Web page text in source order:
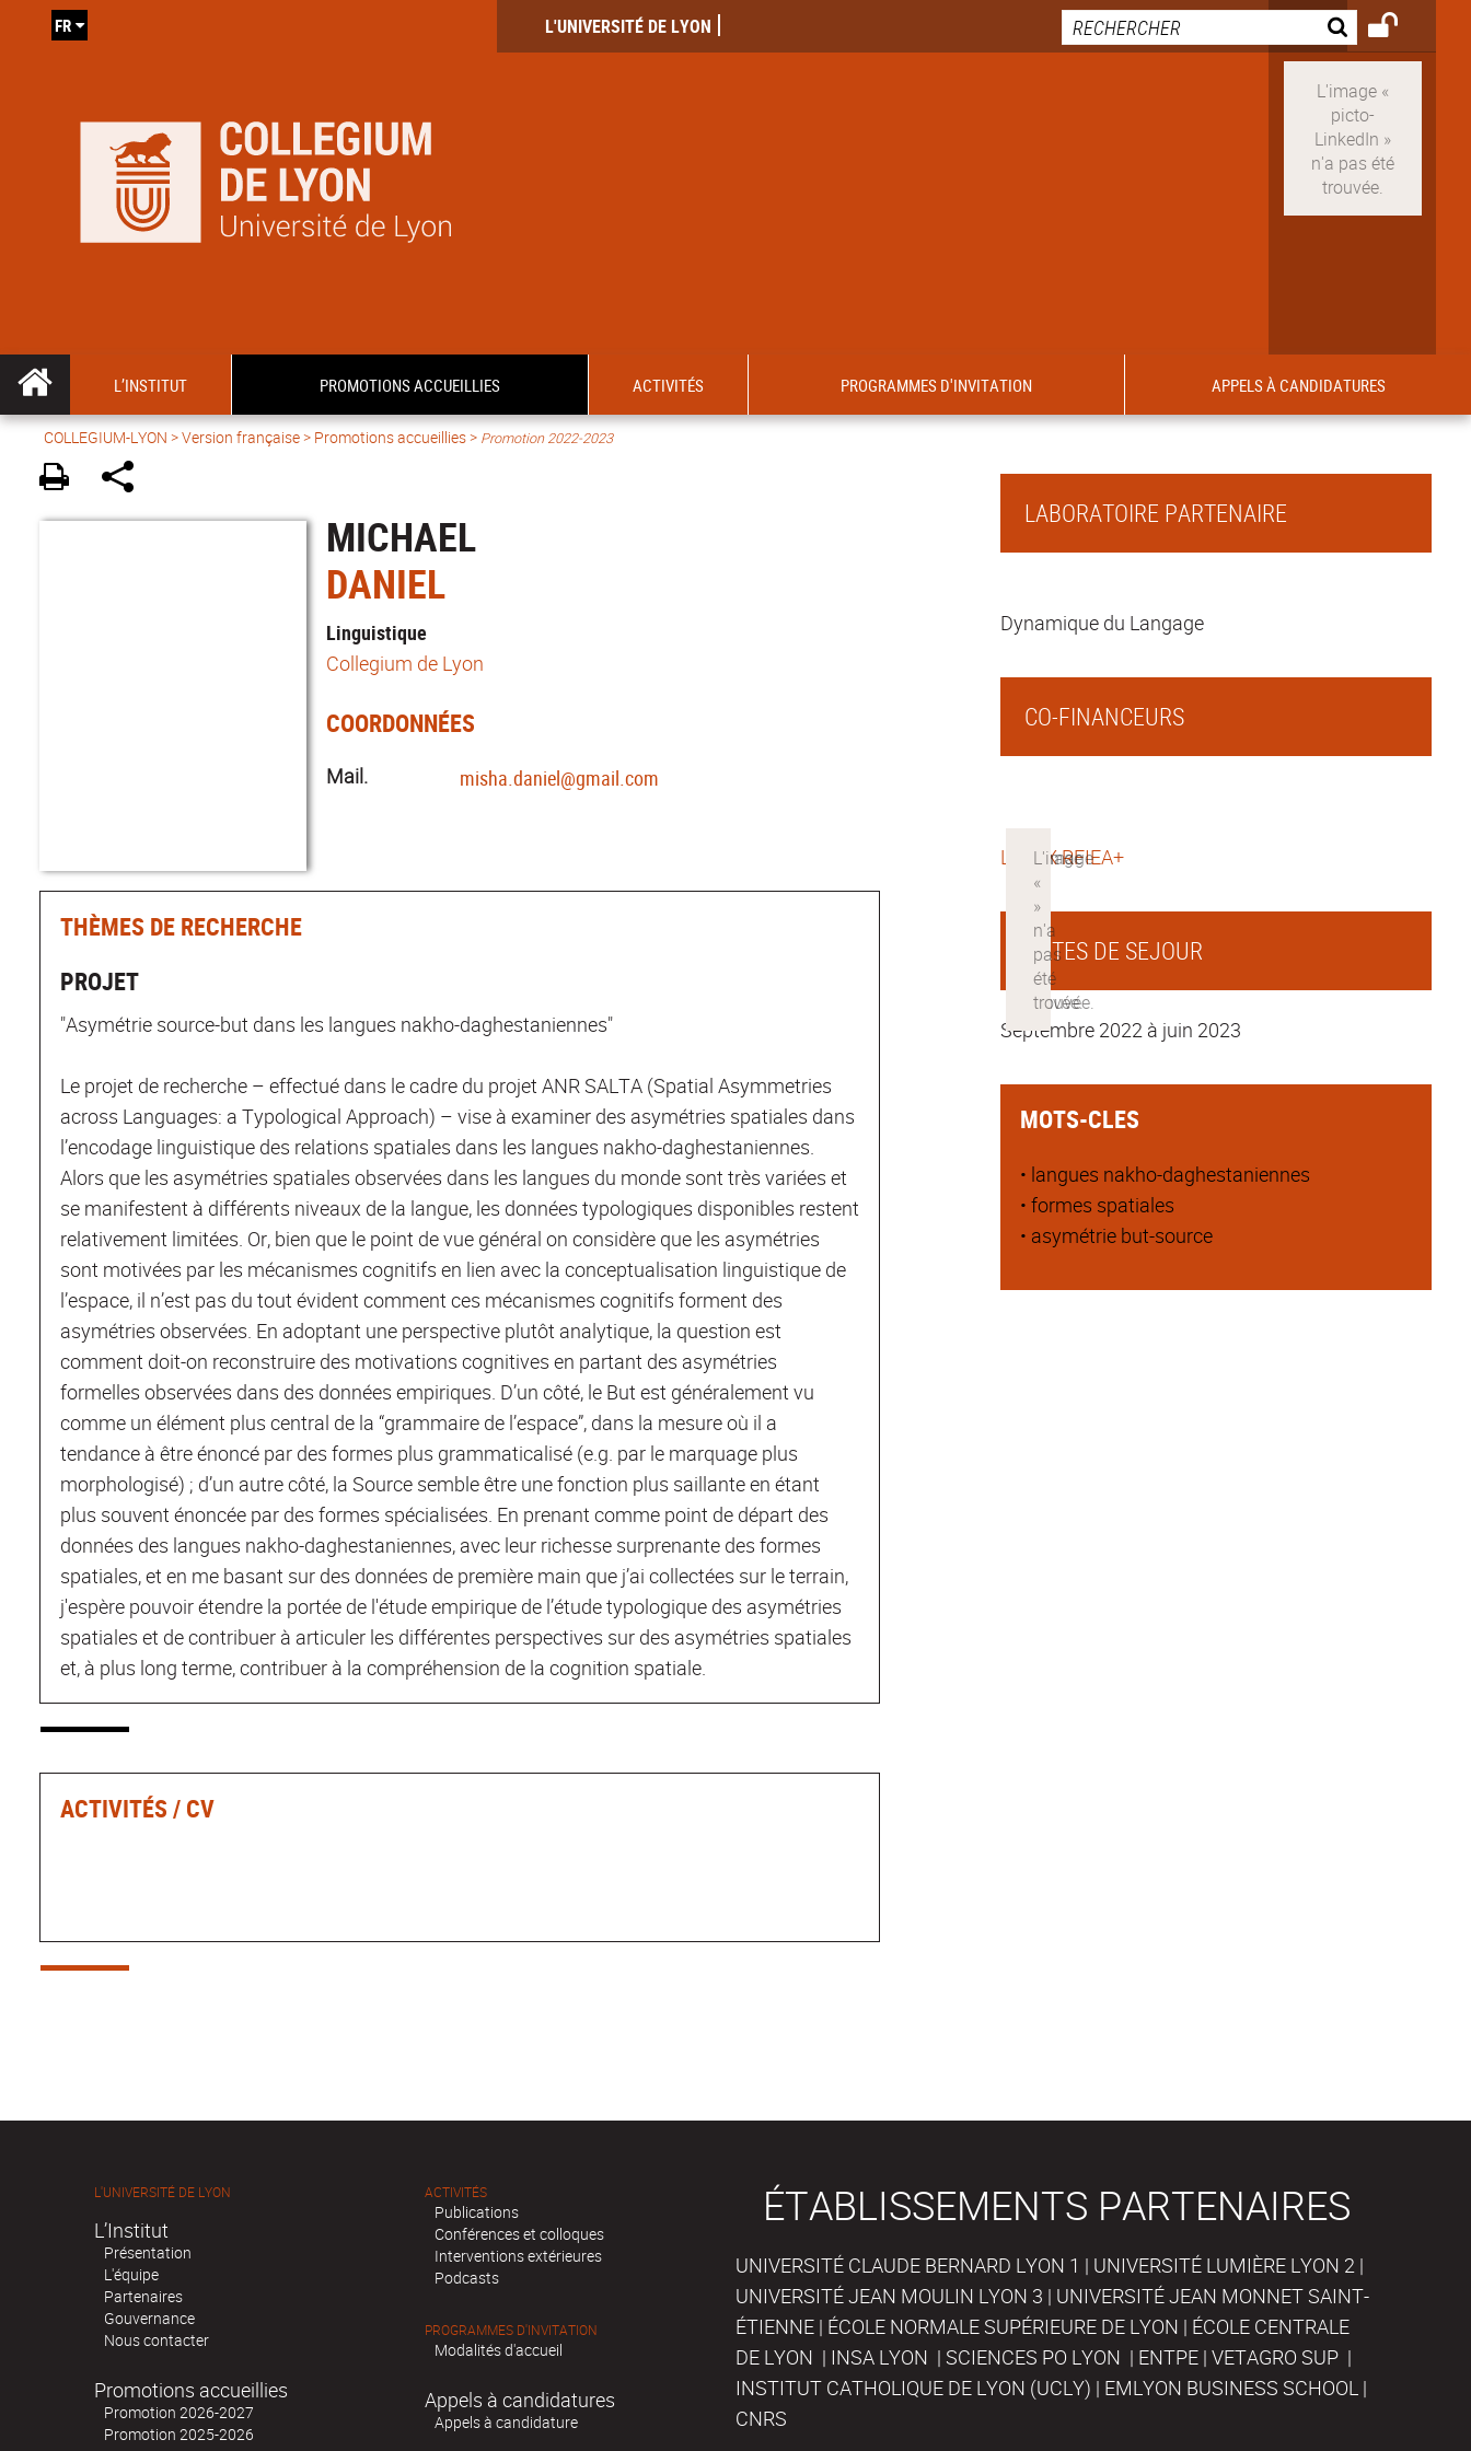
L'UNIVERSITÉ DE LYON
FR
L’INSTITUT PROMOTIONS ACCUEILLIES ACTIVITÉS PROGRAMMES D'INVITATION APPELS À CANDIDATURES
COLLEGIUM-LYON >Version française> Promotions accueillies > Promotion 2022-2023
MICHAEL
DANIEL
Linguistique
Collegium de Lyon
COORDONNÉES
Mail. misha.daniel@gmail.com
THÈMES DE RECHERCHE
PROJET
"Asymétrie source-but dans les langues nakho-daghestaniennes"
Le projet de recherche – effectué dans le cadre du projet ANR SALTA (Spatial Asymmetries
across Languages: a Typological Approach) – vise à examiner des asymétries spatiales dans
l’encodage linguistique des relations spatiales dans les langues nakho-daghestaniennes.
Alors que les asymétries spatiales observées dans les langues du monde sont très variées et
se manifestent à différents niveaux de la langue, les données typologiques disponibles restent
relativement limitées. Or, bien que le point de vue général on considère que les asymétries
sont motivées par les mécanismes cognitifs en lien avec la conceptualisation linguistique de
l’espace, il n’est pas du tout évident comment ces mécanismes cognitifs forment des
asymétries observées. En adoptant une perspective plutôt analytique, la question est
comment doit-on reconstruire des motivations cognitives en partant des asymétries
formelles observées dans des données empiriques. D’un côté, le But est généralement vu
comme un élément plus central de la “grammaire de l’espace”, dans la mesure où il a
tendance à être énoncé par des formes plus grammaticalisé (e.g. par le marquage plus
morphologisé) ; d’un autre côté, la Source semble être une fonction plus saillante en étant
plus souvent énoncée par des formes spécialisées. En prenant comme point de départ des
données des langues nakho-daghestaniennes, avec leur richesse surprenante des formes
spatiales, et en me basant sur des données de première main que j’ai collectées sur le terrain,
j'espère pouvoir étendre la portée de l'étude empirique de l’étude typologique des asymétries
spatiales et de contribuer à articuler les différentes perspectives sur des asymétries spatiales
et, à plus long terme, contribuer à la compréhension de la cognition spatiale.
ACTIVITÉS / CV
LABORATOIRE PARTENAIRE
Dynamique du Langage
CO-FINANCEURS
LABEX RFIEA+
DATES DE SEJOUR
Septembre 2022 à juin 2023
MOTS-CLES
• langues nakho-daghestaniennes
• formes spatiales
• asymétrie but-source
L'UNIVERSITÉ DE LYON
L’Institut
Présentation
L'équipe
Partenaires
Gouvernance
Nous contacter
Promotions accueillies
Promotion 2026-2027
Promotion 2025-2026
ACTIVITÉS
Publications
Conférences et colloques
Interventions extérieures
Podcasts
PROGRAMMES D'INVITATION
Modalités d'accueil
Appels à candidatures
Appels à candidature
ÉTABLISSEMENTS PARTENAIRES
UNIVERSITÉ CLAUDE BERNARD LYON 1 | UNIVERSITÉ LUMIÈRE LYON 2 |
UNIVERSITÉ JEAN MOULIN LYON 3 | UNIVERSITÉ JEAN MONNET SAINT-
ÉTIENNE | ÉCOLE NORMALE SUPÉRIEURE DE LYON | ÉCOLE CENTRALE
DE LYON | INSA LYON | SCIENCES PO LYON | ENTPE | VETAGRO SUP |
INSTITUT CATHOLIQUE DE LYON (UCLY) | EMLYON BUSINESS SCHOOL |
CNRS